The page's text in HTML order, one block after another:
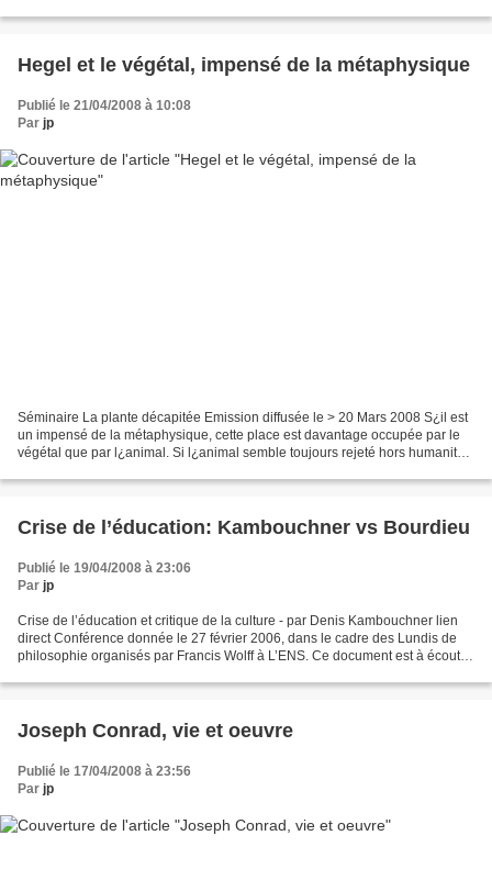
Hegel et le végétal, impensé de la métaphysique
Publié le 21/04/2008 à 10:08
Par jp
Séminaire La plante décapitée Emission diffusée le > 20 Mars 2008 S¿il est
un impensé de la métaphysique, cette place est davantage occupée par le
végétal que par l¿animal. Si l¿animal semble toujours rejeté hors humanité,
Crise de l’éducation: Kambouchner vs Bourdieu
Publié le 19/04/2008 à 23:06
Par jp
Crise de l’éducation et critique de la culture - par Denis Kambouchner lien
direct Conférence donnée le 27 février 2006, dans le cadre des Lundis de
philosophie organisés par Francis Wolff à L’ENS. Ce document est à écouter
Joseph Conrad, vie et oeuvre
Publié le 17/04/2008 à 23:56
Par jp